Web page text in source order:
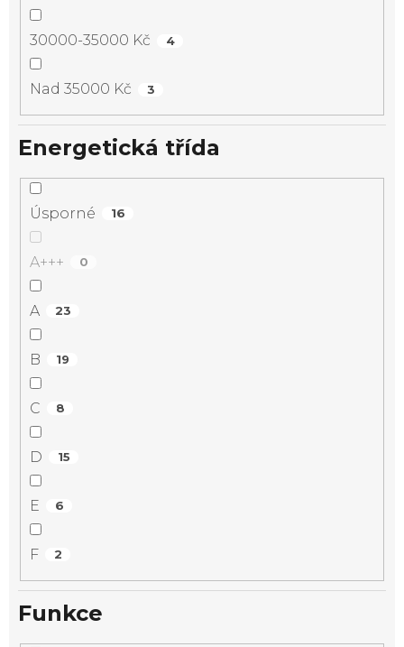
30000-35000 Kč 4
Nad 35000 Kč 3
Energetická třída
Úsporné 16
A+++ 0
A 23
B 19
C 8
D 15
E 6
F 2
Funkce